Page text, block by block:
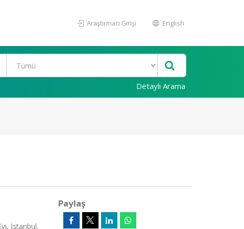
Araştırmacı Girişi English
Detaylı Arama
İstanbul,
Paylaş